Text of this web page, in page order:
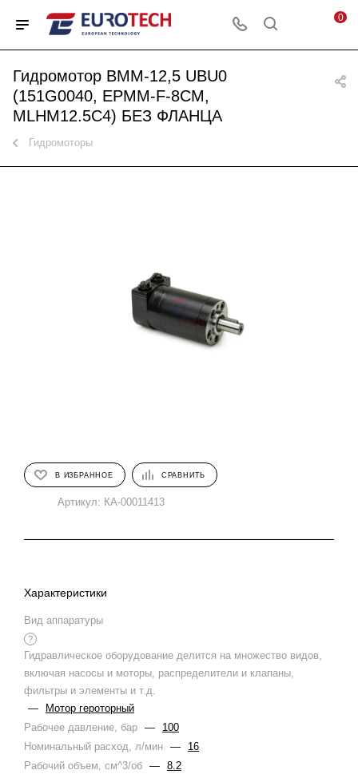
0
Гидромотор BMM-12,5 UBU0
(151G0040, EPMM-F-8CM,
MLHM12.5C4) БЕЗ ФЛАНЦА
Гидромоторы
В ИЗБРАННОЕ СРАВНИТЬ
Артикул: КА-00011413
Характеристики
Вид аппаратуры
?
Гидравлическое оборудование делится на множество видов,
включая насосы и моторы, распределители и клапаны,
фильтры и элементы и т.д.
—
Мотор героторный
Рабочее давление, бар —
100
Номинальный расход, л/мин —
16
Рабочий объем, см^3/об — 8.2